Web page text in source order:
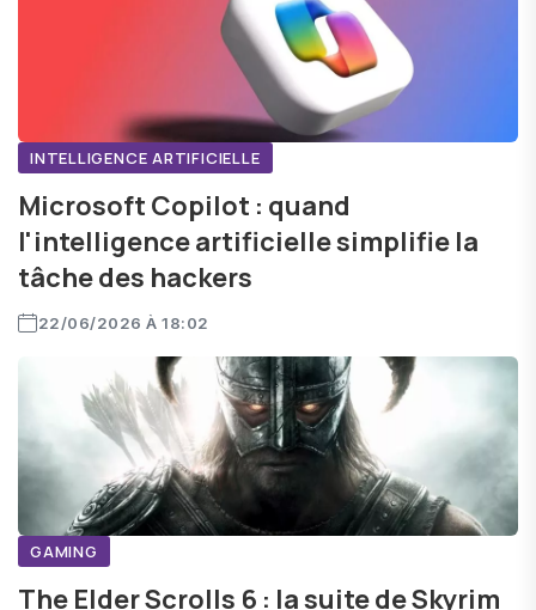
INTELLIGENCE ARTIFICIELLE
Microsoft Copilot : quand
l'intelligence artificielle simplifie la
tâche des hackers
22/06/2026 À 18:02
GAMING
The Elder Scrolls 6 : la suite de Skyrim